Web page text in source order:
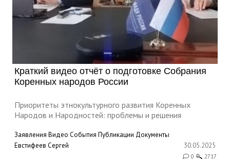
Краткий видео отчёт о подготовке Собрания
Коренных народов России
Приоритеты этнокультурного развития Коренных
Народов и Народностей: проблемы и решения
Заявления Видео События Публикации Документы
Евстифеев Сергей
30.05.2025
0 2717